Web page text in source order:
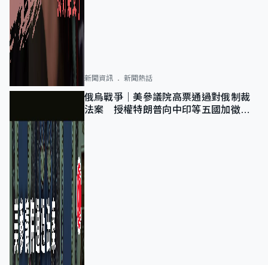
新聞資訊 新聞熱話
俄烏戰爭｜美參議院高票通過對俄制裁
法案 授權特朗普向中印等五國加徵
100%關稅